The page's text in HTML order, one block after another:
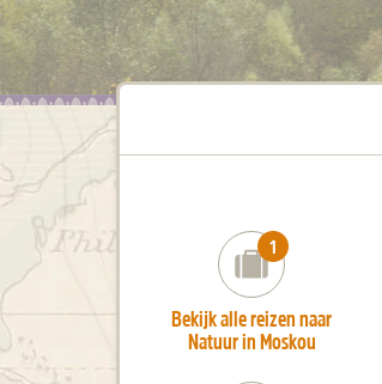
number_of_trips:
1
Bekijk alle reizen naar
Natuur in Moskou